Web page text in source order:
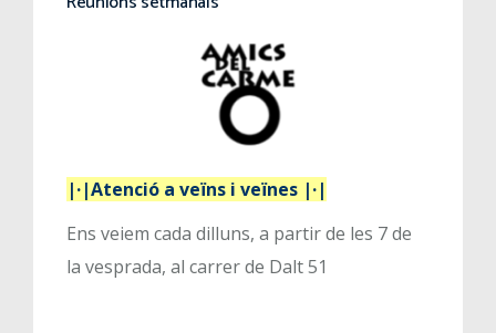
|·|Atenció a veïns i veïnes |·|
Ens veiem cada dilluns, a partir de les 7 de
la vesprada, al carrer de Dalt 51